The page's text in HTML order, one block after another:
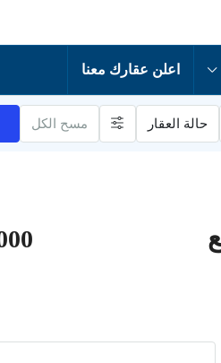
اعلن عقارك معنا
حالة العقار مسح الكل